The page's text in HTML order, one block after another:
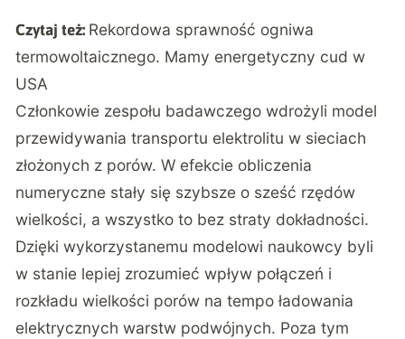
Czytaj też: Rekordowa sprawność ogniwa
termowoltaicznego. Mamy energetyczny cud w
USA
Członkowie zespołu badawczego wdrożyli model
przewidywania transportu elektrolitu w sieciach
złożonych z porów. W efekcie obliczenia
numeryczne stały się szybsze o sześć rzędów
wielkości, a wszystko to bez straty dokładności.
Dzięki wykorzystanemu modelowi naukowcy byli
w stanie lepiej zrozumieć wpływ połączeń i
rozkładu wielkości porów na tempo ładowania
elektrycznych warstw podwójnych. Poza tym